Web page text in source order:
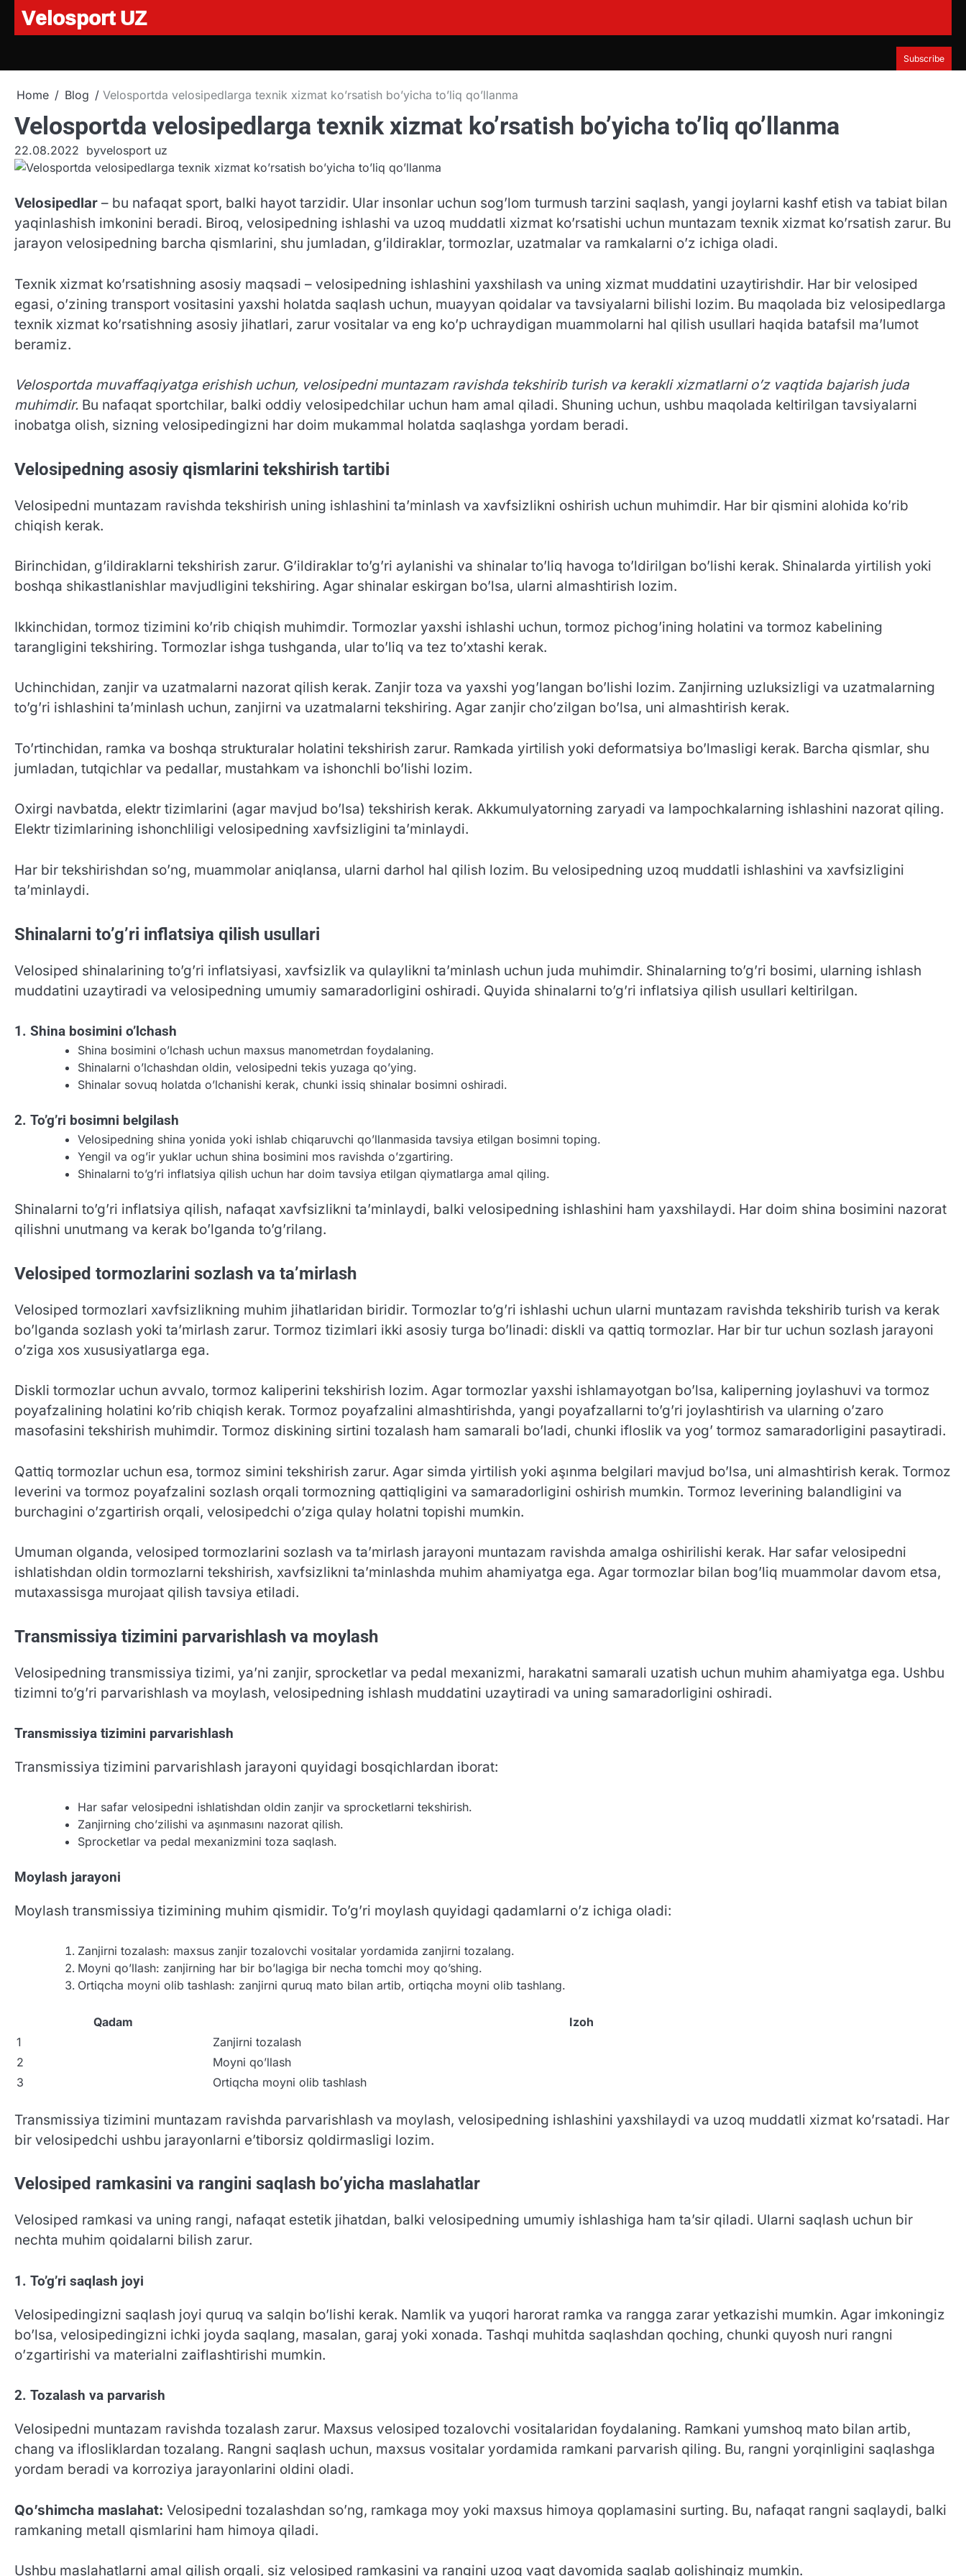
SkipVelosport UZ
Subscribe
Home Blog Velosportda velosipedlarga texnik xizmat ko’rsatish bo’yicha to’liq qo’llanma
Velosportda velosipedlarga texnik xizmat ko’rsatish bo’yicha to’liq qo’llanma
22.08.2022 byvelosport uz
Velosipedlar – bu nafaqat sport, balki hayot tarzidir. Ular insonlar uchun sog’lom turmush tarzini saqlash, yangi joylarni kashf etish va tabiat bilan
yaqinlashish imkonini beradi. Biroq, velosipedning ishlashi va uzoq muddatli xizmat ko’rsatishi uchun muntazam texnik xizmat ko’rsatish zarur. Bu
jarayon velosipedning barcha qismlarini, shu jumladan, g’ildiraklar, tormozlar, uzatmalar va ramkalarni o’z ichiga oladi.
Texnik xizmat ko’rsatishning asosiy maqsadi – velosipedning ishlashini yaxshilash va uning xizmat muddatini uzaytirishdir. Har bir velosiped
egasi, o’zining transport vositasini yaxshi holatda saqlash uchun, muayyan qoidalar va tavsiyalarni bilishi lozim. Bu maqolada biz velosipedlarga
texnik xizmat ko’rsatishning asosiy jihatlari, zarur vositalar va eng ko’p uchraydigan muammolarni hal qilish usullari haqida batafsil ma’lumot
beramiz.
Velosportda muvaffaqiyatga erishish uchun, velosipedni muntazam ravishda tekshirib turish va kerakli xizmatlarni o’z vaqtida bajarish juda
muhimdir. Bu nafaqat sportchilar, balki oddiy velosipedchilar uchun ham amal qiladi. Shuning uchun, ushbu maqolada keltirilgan tavsiyalarni
inobatga olish, sizning velosipedingizni har doim mukammal holatda saqlashga yordam beradi.
Velosipedning asosiy qismlarini tekshirish tartibi
Velosipedni muntazam ravishda tekshirish uning ishlashini ta’minlash va xavfsizlikni oshirish uchun muhimdir. Har bir qismini alohida ko’rib
chiqish kerak.
Birinchidan, g’ildiraklarni tekshirish zarur. G’ildiraklar to’g’ri aylanishi va shinalar to’liq havoga to’ldirilgan bo’lishi kerak. Shinalarda yirtilish yoki
boshqa shikastlanishlar mavjudligini tekshiring. Agar shinalar eskirgan bo’lsa, ularni almashtirish lozim.
Ikkinchidan, tormoz tizimini ko’rib chiqish muhimdir. Tormozlar yaxshi ishlashi uchun, tormoz pichog’ining holatini va tormoz kabelining
tarangligini tekshiring. Tormozlar ishga tushganda, ular to’liq va tez to’xtashi kerak.
Uchinchidan, zanjir va uzatmalarni nazorat qilish kerak. Zanjir toza va yaxshi yog’langan bo’lishi lozim. Zanjirning uzluksizligi va uzatmalarning
to’g’ri ishlashini ta’minlash uchun, zanjirni va uzatmalarni tekshiring. Agar zanjir cho’zilgan bo’lsa, uni almashtirish kerak.
To’rtinchidan, ramka va boshqa strukturalar holatini tekshirish zarur. Ramkada yirtilish yoki deformatsiya bo’lmasligi kerak. Barcha qismlar, shu
jumladan, tutqichlar va pedallar, mustahkam va ishonchli bo’lishi lozim.
Oxirgi navbatda, elektr tizimlarini (agar mavjud bo’lsa) tekshirish kerak. Akkumulyatorning zaryadi va lampochkalarning ishlashini nazorat qiling.
Elektr tizimlarining ishonchliligi velosipedning xavfsizligini ta’minlaydi.
Har bir tekshirishdan so’ng, muammolar aniqlansa, ularni darhol hal qilish lozim. Bu velosipedning uzoq muddatli ishlashini va xavfsizligini
ta’minlaydi.
Shinalarni to’g’ri inflatsiya qilish usullari
Velosiped shinalarining to’g’ri inflatsiyasi, xavfsizlik va qulaylikni ta’minlash uchun juda muhimdir. Shinalarning to’g’ri bosimi, ularning ishlash
muddatini uzaytiradi va velosipedning umumiy samaradorligini oshiradi. Quyida shinalarni to’g’ri inflatsiya qilish usullari keltirilgan.
1. Shina bosimini o’lchash
Shina bosimini o’lchash uchun maxsus manometrdan foydalaning.
Shinalarni o’lchashdan oldin, velosipedni tekis yuzaga qo’ying.
Shinalar sovuq holatda o’lchanishi kerak, chunki issiq shinalar bosimni oshiradi.
2. To’g’ri bosimni belgilash
Velosipedning shina yonida yoki ishlab chiqaruvchi qo’llanmasida tavsiya etilgan bosimni toping.
Yengil va og’ir yuklar uchun shina bosimini mos ravishda o’zgartiring.
Shinalarni to’g’ri inflatsiya qilish uchun har doim tavsiya etilgan qiymatlarga amal qiling.
Shinalarni to’g’ri inflatsiya qilish, nafaqat xavfsizlikni ta’minlaydi, balki velosipedning ishlashini ham yaxshilaydi. Har doim shina bosimini nazorat
qilishni unutmang va kerak bo’lganda to’g’rilang.
Velosiped tormozlarini sozlash va ta’mirlash
Velosiped tormozlari xavfsizlikning muhim jihatlaridan biridir. Tormozlar to’g’ri ishlashi uchun ularni muntazam ravishda tekshirib turish va kerak
bo’lganda sozlash yoki ta’mirlash zarur. Tormoz tizimlari ikki asosiy turga bo’linadi: diskli va qattiq tormozlar. Har bir tur uchun sozlash jarayoni
o’ziga xos xususiyatlarga ega.
Diskli tormozlar uchun avvalo, tormoz kaliperini tekshirish lozim. Agar tormozlar yaxshi ishlamayotgan bo’lsa, kaliperning joylashuvi va tormoz
poyafzalining holatini ko’rib chiqish kerak. Tormoz poyafzalini almashtirishda, yangi poyafzallarni to’g’ri joylashtirish va ularning o’zaro
masofasini tekshirish muhimdir. Tormoz diskining sirtini tozalash ham samarali bo’ladi, chunki ifloslik va yog’ tormoz samaradorligini pasaytiradi.
Qattiq tormozlar uchun esa, tormoz simini tekshirish zarur. Agar simda yirtilish yoki aşınma belgilari mavjud bo’lsa, uni almashtirish kerak. Tormoz
leverini va tormoz poyafzalini sozlash orqali tormozning qattiqligini va samaradorligini oshirish mumkin. Tormoz leverining balandligini va
burchagini o’zgartirish orqali, velosipedchi o’ziga qulay holatni topishi mumkin.
Umuman olganda, velosiped tormozlarini sozlash va ta’mirlash jarayoni muntazam ravishda amalga oshirilishi kerak. Har safar velosipedni
ishlatishdan oldin tormozlarni tekshirish, xavfsizlikni ta’minlashda muhim ahamiyatga ega. Agar tormozlar bilan bog’liq muammolar davom etsa,
mutaxassisga murojaat qilish tavsiya etiladi.
Transmissiya tizimini parvarishlash va moylash
Velosipedning transmissiya tizimi, ya’ni zanjir, sprocketlar va pedal mexanizmi, harakatni samarali uzatish uchun muhim ahamiyatga ega. Ushbu
tizimni to’g’ri parvarishlash va moylash, velosipedning ishlash muddatini uzaytiradi va uning samaradorligini oshiradi.
Transmissiya tizimini parvarishlash
Transmissiya tizimini parvarishlash jarayoni quyidagi bosqichlardan iborat:
Har safar velosipedni ishlatishdan oldin zanjir va sprocketlarni tekshirish.
Zanjirning cho’zilishi va aşınmasını nazorat qilish.
Sprocketlar va pedal mexanizmini toza saqlash.
Moylash jarayoni
Moylash transmissiya tizimining muhim qismidir. To’g’ri moylash quyidagi qadamlarni o’z ichiga oladi:
Zanjirni tozalash: maxsus zanjir tozalovchi vositalar yordamida zanjirni tozalang.
Moyni qo’llash: zanjirning har bir bo’lagiga bir necha tomchi moy qo’shing.
Ortiqcha moyni olib tashlash: zanjirni quruq mato bilan artib, ortiqcha moyni olib tashlang.
Qadam
Izoh
1
Zanjirni tozalash
2
Moyni qo’llash
3
Ortiqcha moyni olib tashlash
Transmissiya tizimini muntazam ravishda parvarishlash va moylash, velosipedning ishlashini yaxshilaydi va uzoq muddatli xizmat ko’rsatadi. Har
bir velosipedchi ushbu jarayonlarni e’tiborsiz qoldirmasligi lozim.
Velosiped ramkasini va rangini saqlash bo’yicha maslahatlar
Velosiped ramkasi va uning rangi, nafaqat estetik jihatdan, balki velosipedning umumiy ishlashiga ham ta’sir qiladi. Ularni saqlash uchun bir
nechta muhim qoidalarni bilish zarur.
1. To’g’ri saqlash joyi
Velosipedingizni saqlash joyi quruq va salqin bo’lishi kerak. Namlik va yuqori harorat ramka va rangga zarar yetkazishi mumkin. Agar imkoningiz
bo’lsa, velosipedingizni ichki joyda saqlang, masalan, garaj yoki xonada. Tashqi muhitda saqlashdan qoching, chunki quyosh nuri rangni
o’zgartirishi va materialni zaiflashtirishi mumkin.
2. Tozalash va parvarish
Velosipedni muntazam ravishda tozalash zarur. Maxsus velosiped tozalovchi vositalaridan foydalaning. Ramkani yumshoq mato bilan artib,
chang va iflosliklardan tozalang. Rangni saqlash uchun, maxsus vositalar yordamida ramkani parvarish qiling. Bu, rangni yorqinligini saqlashga
yordam beradi va korroziya jarayonlarini oldini oladi.
Qo’shimcha maslahat: Velosipedni tozalashdan so’ng, ramkaga moy yoki maxsus himoya qoplamasini surting. Bu, nafaqat rangni saqlaydi, balki
ramkaning metall qismlarini ham himoya qiladi.
Ushbu maslahatlarni amal qilish orqali, siz velosiped ramkasini va rangini uzoq vaqt davomida saqlab qolishingiz mumkin.